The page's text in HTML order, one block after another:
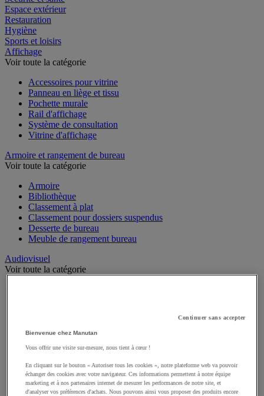
Espace extérieur
Restauration
Hygiène
Sports et loisirs
Affichage
Voir toute la catégorie
Accessoires pour vitrine
Panneau en liège et tissu
Pochette murale
Rail d'affichage
Système de consultation
Vitrine d'affichage
Armoire et rangement de bureau
Voir toute la catégorie
Armoire
Bibliothèque
Classement à plat
Classement pour dossiers suspendus
Desserte de bureau
Meuble de rangement bureau
Audiovisuel
Voir toute la catégorie
Équipement audio et Hi-Fi
Sonorisation et enregistrement professionnels
Studio Web radio et vidéo
Système d'affichage dynamique et interactif
Télévision, lecteur DVD et Blu-ray
Continuer sans accepter
Bienvenue chez Manutan
Vous offrir une visite sur-mesure, nous tient à cœur !
En cliquant sur le bouton « Autoriser tous les cookies », notre plateforme web va pouvoir
échanger des cookies avec votre navigateur. Ces informations permettent à notre équipe
marketing et à nos partenaires internet de mesurer les performances de notre site, et
d'analyser vos préférences d'achats. Nous pouvons ainsi vous proposer des produits encore